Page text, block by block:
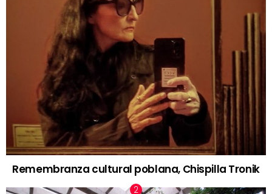
Remembranza cultural poblana, Chispilla Tronik